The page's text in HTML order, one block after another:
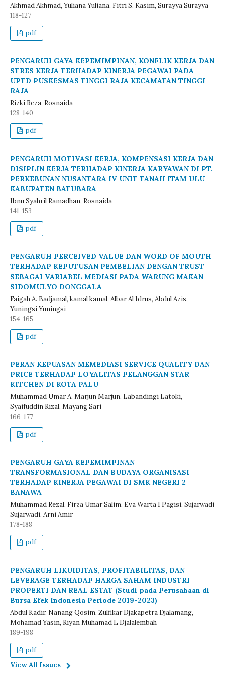
Akhmad Akhmad, Yuliana Yuliana, Fitri S. Kasim, Surayya Surayya
118-127
pdf
PENGARUH GAYA KEPEMIMPINAN, KONFLIK KERJA DAN
STRES KERJA TERHADAP KINERJA PEGAWAI PADA
UPTD PUSKESMAS TINGGI RAJA KECAMATAN TINGGI
RAJA
Rizki Reza, Rosnaida
128-140
pdf
PENGARUH MOTIVASI KERJA, KOMPENSASI KERJA DAN
DISIPLIN KERJA TERHADAP KINERJA KARYAWAN DI PT.
PERKEBUNAN NUSANTARA IV UNIT TANAH ITAM ULU
KABUPATEN BATUBARA
Ibnu Syahril Ramadhan, Rosnaida
141-153
pdf
PENGARUH PERCEIVED VALUE DAN WORD OF MOUTH
TERHADAP KEPUTUSAN PEMBELIAN DENGAN TRUST
SEBAGAI VARIABEL MEDIASI PADA WARUNG MAKAN
SIDOMULYO DONGGALA
Faigah A. Badjamal, kamal kamal, Albar Al Idrus, Abdul Azis,
Yuningsi Yuningsi
154-165
pdf
PERAN KEPUASAN MEMEDIASI SERVICE QUALITY DAN
PRICE TERHADAP LOYALITAS PELANGGAN STAR
KITCHEN DI KOTA PALU
Muhammad Umar A, Marjun Marjun, Labandingi Latoki,
Syaifuddin Rizal, Mayang Sari
166-177
pdf
PENGARUH GAYA KEPEMIMPINAN
TRANSFORMASIONAL DAN BUDAYA ORGANISASI
TERHADAP KINERJA PEGAWAI DI SMK NEGERI 2
BANAWA
Muhammad Rezal, Firza Umar Salim, Eva Warta I Pagisi, Sujarwadi
Sujarwadi, Arni Amir
178-188
pdf
PENGARUH LIKUIDITAS, PROFITABILITAS, DAN
LEVERAGE TERHADAP HARGA SAHAM INDUSTRI
PROPERTI DAN REAL ESTAT (Studi pada Perusahaan di
Bursa Efek Indonesia Periode 2019-2023)
Abdul Kadir, Nanang Qosim, Zulfikar Djakapetra Djalamang,
Mohamad Yasin, Riyan Muhamad L Djalalembah
189-198
pdf
View All Issues